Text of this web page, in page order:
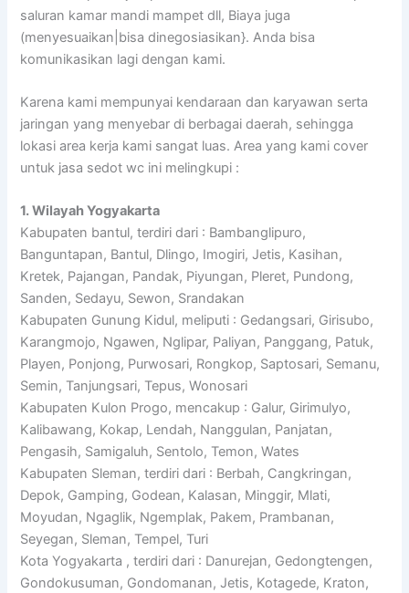
saluran kamar mandi mampet dll, Biaya juga
(menyesuaikan|bisa dinegosiasikan}. Anda bisa
komunikasikan lagi dengan kami.
Karena kami mempunyai kendaraan dan karyawan serta
jaringan yang menyebar di berbagai daerah, sehingga
lokasi area kerja kami sangat luas. Area yang kami cover
untuk jasa sedot wc ini melingkupi :
1. Wilayah Yogyakarta
Kabupaten bantul, terdiri dari : Bambanglipuro,
Banguntapan, Bantul, Dlingo, Imogiri, Jetis, Kasihan,
Kretek, Pajangan, Pandak, Piyungan, Pleret, Pundong,
Sanden, Sedayu, Sewon, Srandakan
Kabupaten Gunung Kidul, meliputi : Gedangsari, Girisubo,
Karangmojo, Ngawen, Nglipar, Paliyan, Panggang, Patuk,
Playen, Ponjong, Purwosari, Rongkop, Saptosari, Semanu,
Semin, Tanjungsari, Tepus, Wonosari
Kabupaten Kulon Progo, mencakup : Galur, Girimulyo,
Kalibawang, Kokap, Lendah, Nanggulan, Panjatan,
Pengasih, Samigaluh, Sentolo, Temon, Wates
Kabupaten Sleman, terdiri dari : Berbah, Cangkringan,
Depok, Gamping, Godean, Kalasan, Minggir, Mlati,
Moyudan, Ngaglik, Ngemplak, Pakem, Prambanan,
Seyegan, Sleman, Tempel, Turi
Kota Yogyakarta , terdiri dari : Danurejan, Gedongtengen,
Gondokusuman, Gondomanan, Jetis, Kotagede, Kraton,